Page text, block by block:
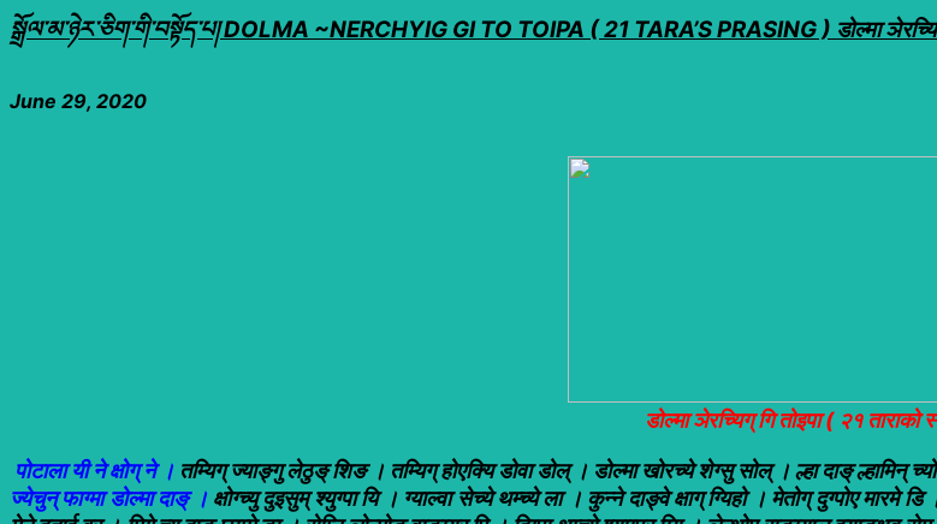
སྒྲོལ་མ་ཉེར་ཅིག་གི་བསྟོད་པ། DOLMA ~NERCHYIG GI TO TOIPA ( 21 TARA’S PRASING ) डोल्मा ञेरच्यिग्
June 29, 2020
डोल्मा ञेरच्यिग् गि तोइपा ( २१ ताराको
पोटाला यी ने क्षोग् ने । तम्यिग् ज्याङ्गु लेठुङ् शिङ । तम्यिग् होएक्यि डोवा डोल् । डोल्मा खोरच्ये शेग्सु सोल् । ल्हा दाङ् ल्हामिन्
ज्येचुन् फाग्मा डोल्मा दाङ् । क्षोग्च्यु दुइसुम् श्युग्पा यि । ग्याल्वा सेच्ये थम्च्ये ला । कुन्ने दाङ्वे क्षाग् ग्यिहो । मेतोग् दुग्पोए